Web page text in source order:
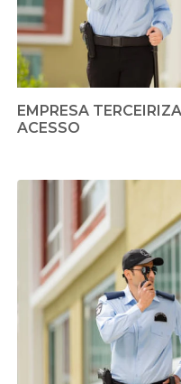
EMPRESA
ACESSO